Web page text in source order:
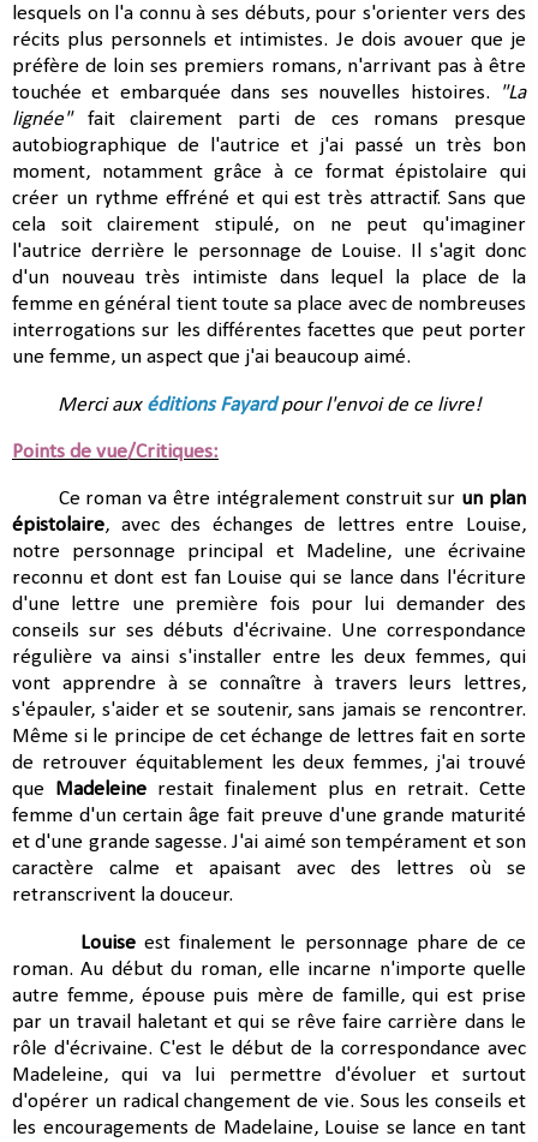
lesquels on l'a connu à ses débuts, pour s'orienter vers des
récits plus personnels et intimistes. Je dois avouer que je
préfère de loin ses premiers romans, n'arrivant pas à être
touchée et embarquée dans ses nouvelles histoires.
"La
lignée"fait clairement parti de ces romans presque
autobiographique de l'autrice et j'ai passé un très bon
moment, notamment grâce à ce format épistolaire qui
créer un rythme effréné et qui est très attractif. Sans que
cela soit clairement stipulé, on ne peut qu'imaginer
l'autrice derrière le personnage de Louise. Il s'agit donc
d'un nouveau très intimiste dans lequel la place de la
femme en général tient toute sa place avec de nombreuses
interrogations sur les différentes facettes que peut porter
une femme, un aspect que j'ai beaucoup aimé.
Merci aux éditions Fayardpour l'envoi de ce livre!
Points de vue/Critiques:
Ce roman va être intégralement construit sur un plan
épistolaire, avec des échanges de lettres entre Louise,
notre personnage principal et Madeline, une écrivaine
reconnu et dont est fan Louise qui se lance dans l'écriture
d'une lettre une première fois pour lui demander des
conseils sur ses débuts d'écrivaine. Une correspondance
régulière va ainsi s'installer entre les deux femmes, qui
vont apprendre à se connaître à travers leurs lettres,
s'épauler, s'aider et se soutenir, sans jamais se rencontrer.
Même si le principe de cet échange de lettres fait en sorte
de retrouver équitablement les deux femmes, j'ai trouvé
que
Madeleine restait finalement plus en retrait. Cette
femme d'un certain âge fait preuve d'une grande maturité
et d'une grande sagesse. J'ai aimé son tempérament et son
caractère calme et apaisant avec des lettres où se
retranscrivent la douceur.
Louise est finalement le personnage phare de ce
roman. Au début du roman, elle incarne n'importe quelle
autre femme, épouse puis mère de famille, qui est prise
par un travail haletant et qui se rêve faire carrière dans le
rôle d'écrivaine. C'est le début de la correspondance avec
Madeleine, qui va lui permettre d'évoluer et surtout
d'opérer un radical changement de vie. Sous les conseils et
les encouragements de Madelaine, Louise se lance en tant